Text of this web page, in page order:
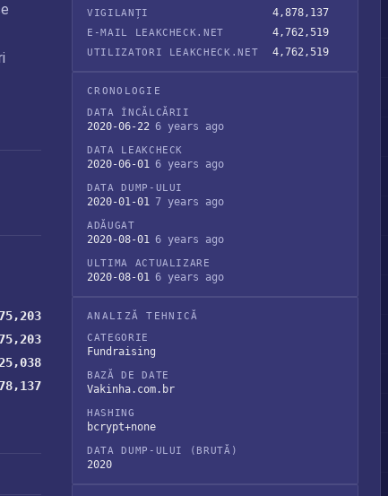
VIGILANȚI 4,878,137
E-MAIL LEAKCHECK.NET 4,762,519
UTILIZATORI LEAKCHECK.NET 4,762,519
CRONOLOGIE
DATA ÎNCĂLCĂRII
2020-06-22 6 years ago
DATA LEAKCHECK
2020-06-01 6 years ago
DATA DUMP-ULUI
2020-01-01 7 years ago
ADĂUGAT
2020-08-01 6 years ago
ULTIMA ACTUALIZARE
2020-08-01 6 years ago
ANALIZĂ TEHNICĂ
CATEGORIE
Fundraising
BAZĂ DE DATE
Vakinha.com.br
HASHING
bcrypt+none
DATA DUMP-ULUI (BRUTĂ)
2020